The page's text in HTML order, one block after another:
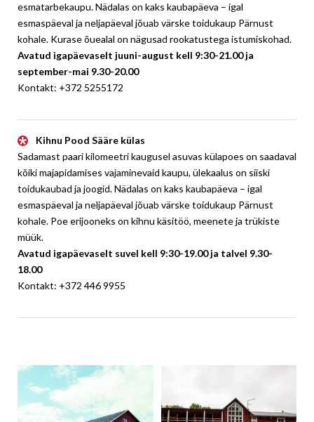
esmatarbekaupu. Nädalas on kaks kaubapäeva – igal
esmaspäeval ja neljapäeval jõuab värske toidukaup Pärnust
kohale. Kurase õuealal on nägusad rookatustega istumiskohad.
Avatud igapäevaselt juuni-august kell 9:30-21.00 ja
september-mai 9.30-20.00
Kontakt: +372 5255172
Kihnu Pood Sääre külas
​Sadamast paari kilomeetri kaugusel asuvas külapoes on saadaval
kõiki majapidamises vajaminevaid kaupu, ülekaalus on siiski
toidukaubad ja joogid. Nädalas on kaks kaubapäeva – igal
esmaspäeval ja neljapäeval jõuab värske toidukaup Pärnust
kohale. Poe erijooneks on kihnu käsitöö, meenete ja trükiste
müük.
Avatud igapäevaselt suvel kell 9:30-19.00 ja talvel 9.30-
18.00
Kontakt: +372 446 9955